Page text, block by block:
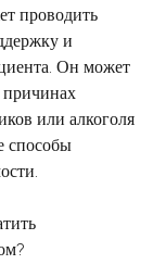
проводить
и
Он может
причинах
или алкоголя
способы